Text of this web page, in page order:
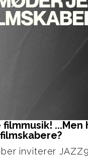
...Men
inviterer